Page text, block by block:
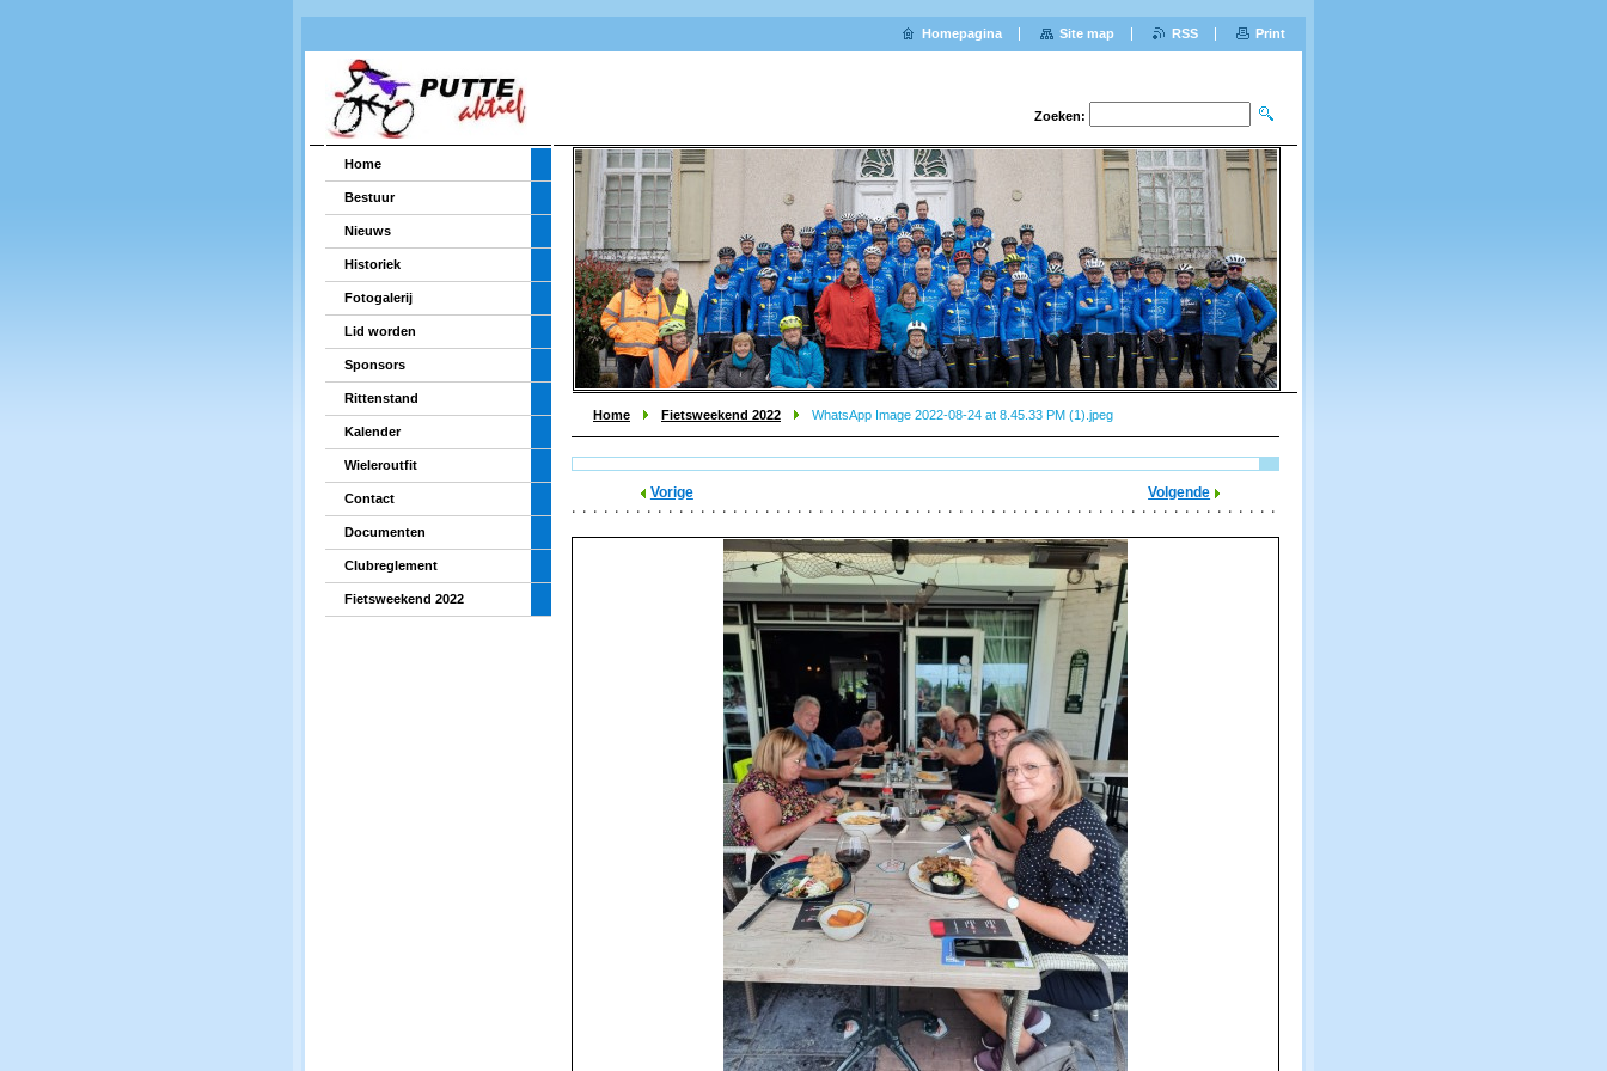
Zoeken:
Home Fietsweekend 2022 WhatsApp Image 2022-08-24 at 8.45.33 PM (1).jpeg
Vorige Volgende
Home
Bestuur
Nieuws
Historiek
Fotogalerij
Lid worden
Sponsors
Rittenstand
Kalender
Wieleroutfit
Contact
Documenten
Clubreglement
Fietsweekend 2022
Homepagina Site map RSS Print